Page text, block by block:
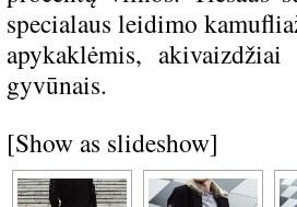
specialaus leidimo
apykaklėmis,
gyvūnais.
[Show as slideshow]